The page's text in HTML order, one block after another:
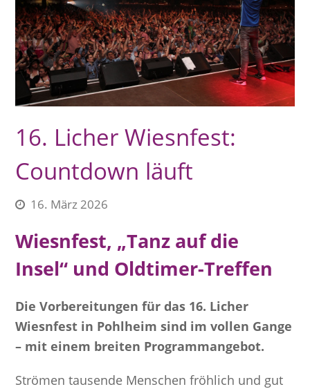
16. Licher Wiesnfest:
Countdown läuft
16. März 2026
Wiesnfest, „Tanz auf die
Insel“ und Oldtimer-Treffen
Die Vorbereitungen für das 16. Licher
Wiesnfest in Pohlheim sind im vollen Gange
– mit einem breiten Programmangebot.
Strömen tausende Menschen fröhlich und gut